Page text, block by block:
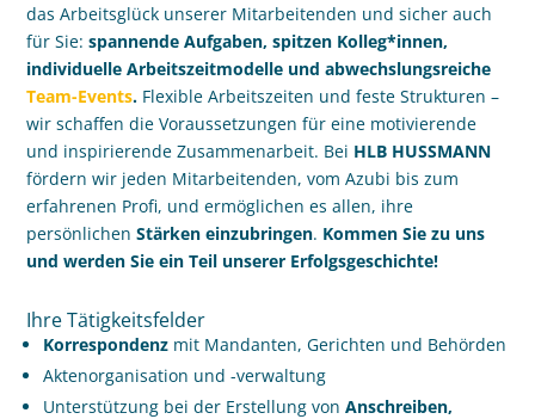
das Arbeitsglück unserer Mitarbeitenden und sicher auch
für Sie:spannende Aufgaben, spitzen Kolleg*innen,
individuelle Arbeitszeitmodelle und abwechslungsreiche
Team-Events. Flexible Arbeitszeiten und feste Strukturen –
wir schaffen die Voraussetzungen für eine motivierende
und inspirierende Zusammenarbeit. Bei HLB HUSSMANN
fördern wir jeden Mitarbeitenden, vom Azubi bis zum
erfahrenen Profi, und ermöglichen es allen, ihre
persönlichenStärken einzubringen. Kommen Sie zu uns
und werden Sie ein Teil unserer Erfolgsgeschichte!
Ihre Tätigkeitsfelder
Korrespondenz mit Mandanten, Gerichten und Behörden
Aktenorganisation und -verwaltung
Unterstützung bei der Erstellung vonAnschreiben,